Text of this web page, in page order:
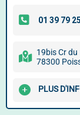
19bis Cr
78300
PLUS